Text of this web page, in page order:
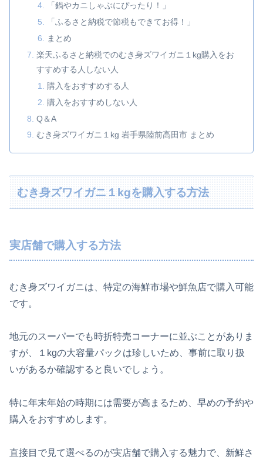
「鍋やカニしゃぶにぴったり！」
「ふるさと納税で節税もできてお得！」
まとめ
楽天ふるさと納税でのむき身ズワイガニ１kg購入をお
すすめする人しない人
購入をおすすめする人
購入をおすすめしない人
Q＆A
むき身ズワイガニ１kg 岩手県陸前高田市 まとめ
むき身ズワイガニ１kgを購入する方法
実店舗で購入する方法
むき身ズワイガニは、特定の海鮮市場や鮮魚店で購入可能
です。
地元のスーパーでも時折特売コーナーに並ぶことがありま
すが、１kgの大容量パックは珍しいため、事前に取り扱
いがあるか確認すると良いでしょう。
特に年末年始の時期には需要が高まるため、早めの予約や
購入をおすすめします。
直接目で見て選べるのが実店舗で購入する魅力で、新鮮さ